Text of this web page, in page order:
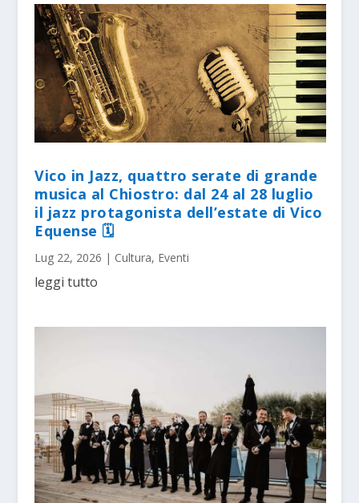
Vico in Jazz, quattro serate di grande
musica al Chiostro: dal 24 al 28 luglio
il jazz protagonista dell’estate di Vico
Equense 🗓
Lug 22, 2026 | Cultura, Eventi
leggi tutto